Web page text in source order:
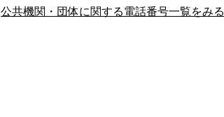
公共機関・団体に関する電話番号一覧をみる